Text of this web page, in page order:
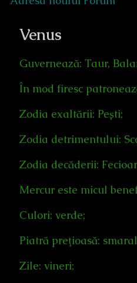
Venus
Guvernează: Taur,
În mod firesc
Zodia exaltării: Pești;
Zodia detrimentului:
Zodia decăderii:
Mercur este micul
Culori: verde;
Piatră prețioasă:
Zile: vineri;